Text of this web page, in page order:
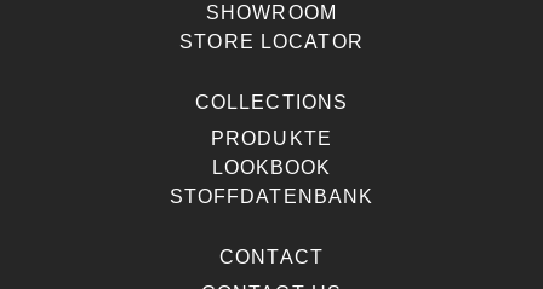
SHOWROOM
STORE LOCATOR
COLLECTIONS
PRODUKTE
LOOKBOOK
STOFFDATENBANK
CONTACT